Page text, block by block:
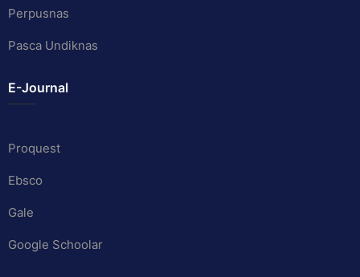
Perpusnas
Pasca Undiknas
E-Journal
Proquest
Ebsco
Gale
Google Schoolar